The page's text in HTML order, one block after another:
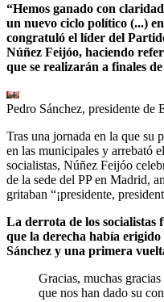
“Hemos ganado con
un nuevo ciclo político (...)
congratuló el líder del
Núñez Feijóo, haciendo
que se realizarán a finales
Pedro Sánchez, presidente de
Tras una jornada en la que su
en las municipales y arrebató
socialistas, Núñez Feijóo
de la sede del PP en Madrid,
gritaban “¡presidente,
La derrota de los socialistas
que la derecha había
Sánchez y una primera
Gracias, muchas
que nos han dado su